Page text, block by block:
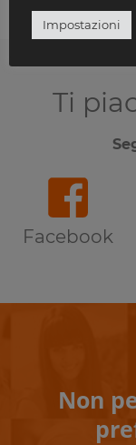
Ti
Facebook
Non
Impostazioni